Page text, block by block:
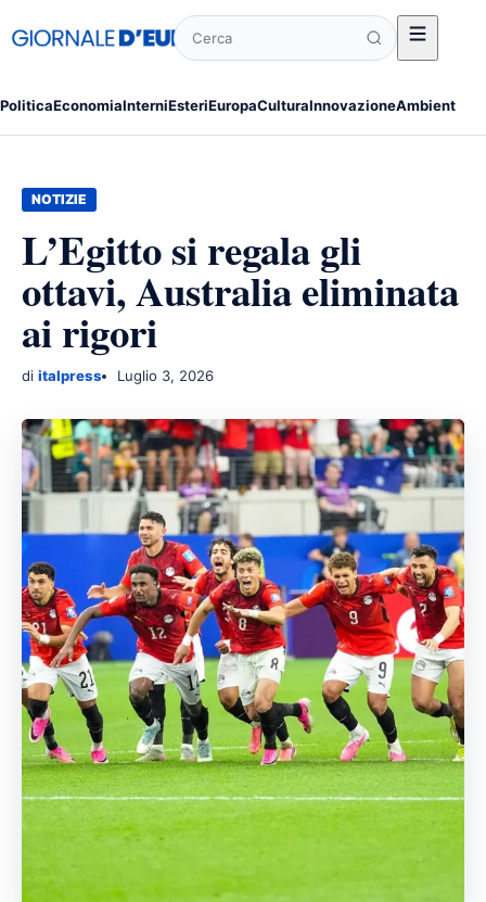
PoliticaEconomiaInterniEsteriEuropaCulturaInnovazioneAmbiente
Cerca
NOTIZIE
L’Egitto si regala gli
ottavi, Australia eliminata
ai rigori
di italpress Luglio 3, 2026